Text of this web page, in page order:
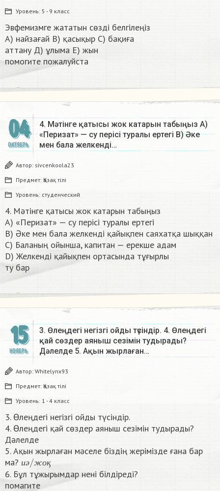
Уровень: 5 - 9 класс
Эвфемизмге жататын сөзді белгілеңіз
А) найзағай В) қасықыр С) бақиға
аттану Д) ұлыма Е) жын
помогите пожалуйста​
04
ОКТЯБРЬ
4. Мәтінге қатысы жок катарын табыңыз А)
«Перизат» — су перісі туралы ертегі В) Әке
мен бала желкенді…
Автор: sivcenkoola23
Предмет: Қазақ тiлi
Уровень: студенческий
4. Мәтінге қатысы жок катарын табыңыз
А) «Перизат» — су перісі туралы ертегі
В) Әке мен бала желкенді қайықпен саяхатқа шыққан
C) Баланың ойынша, капитан — ерекше адам
D) Желкенді қайықпен ортасында тұғырлы
ту бар​
15
НОЯБРЬ
3. Өлеңдегі негізгі ойды түсіндір. 4. Өлеңдегі
қай сөздер аяныш сезімін тудырады?
Дәлелде 5. Ақын жырлаған…
Автор: Whitelynx93
Предмет: Қазақ тiлi
Уровень: 1 - 4 класс
3. Өлеңдегі негізгі ойды түсіндір.
4. Өлеңдегі қай сөздер аяныш сезімін тудырады?
Дәлелде
5. Ақын жырлаған мәселе біздің жерімізде ғана бар
ма?
и ә ж оқ
иә/жоқ
6. Бұл тұжырымдар нені білдіреді?
помагите​